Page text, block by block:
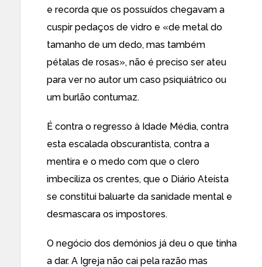
e recorda que os possuídos chegavam a
cuspir pedaços de vidro e «de metal do
tamanho de um dedo, mas também
pétalas de rosas», não é preciso ser ateu
para ver no autor um caso psiquiátrico ou
um burlão contumaz.
É contra o regresso à Idade Média, contra
esta escalada obscurantista, contra a
mentira e o medo com que o clero
imbeciliza os crentes, que o Diário Ateísta
se constitui baluarte da sanidade mental e
desmascara os impostores.
O negócio dos demónios já deu o que tinha
a dar. A Igreja não cai pela razão mas